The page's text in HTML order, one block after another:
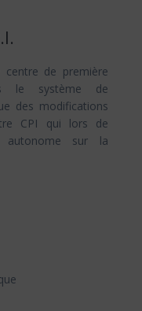
de première
le système de
des modifications
CPI qui lors de
autonome sur la